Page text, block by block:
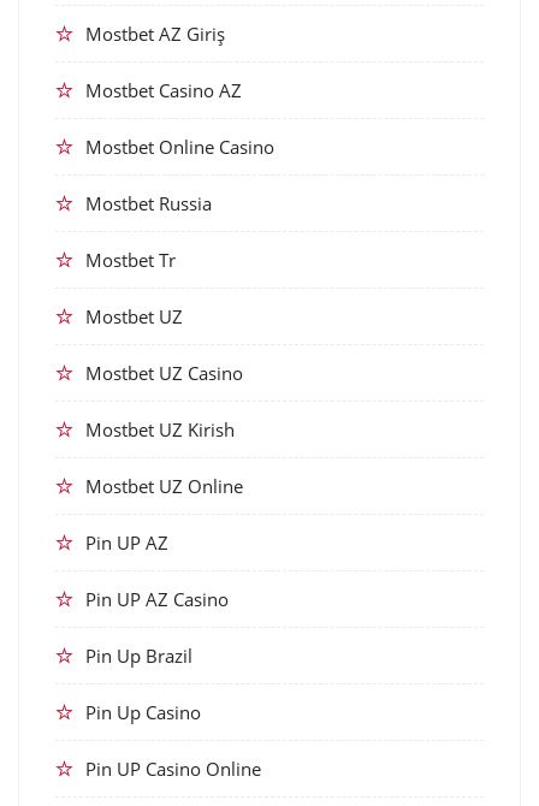
Mostbet AZ Giriş
Mostbet Casino AZ
Mostbet Online Casino
Mostbet Russia
Mostbet Tr
Mostbet UZ
Mostbet UZ Casino
Mostbet UZ Kirish
Mostbet UZ Online
Pin UP AZ
Pin UP AZ Casino
Pin Up Brazil
Pin Up Casino
Pin UP Casino Online